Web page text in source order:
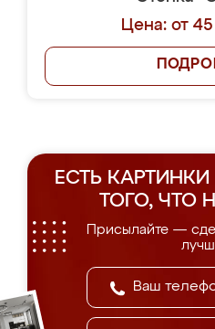
Цена: от
ЕСТЬ
ТОГО, ЧТО
Присылайте —